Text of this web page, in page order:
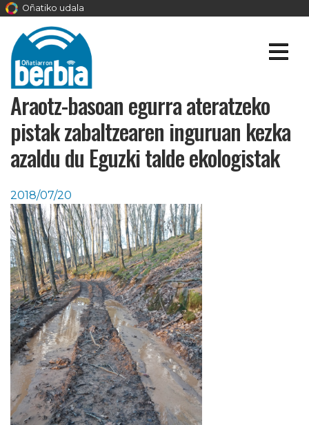
Oñatiko udala
Araotz-basoan egurra ateratzeko
pistak zabaltzearen inguruan kezka
azaldu du Eguzki talde ekologistak
2018/07/20